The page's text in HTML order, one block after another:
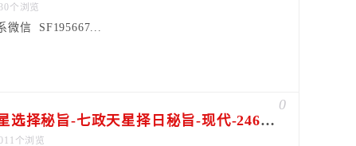
个浏览
微信 SF195667...
0
马道存-天星选择秘旨-七政天星择日秘旨-现代-246双页
个浏览